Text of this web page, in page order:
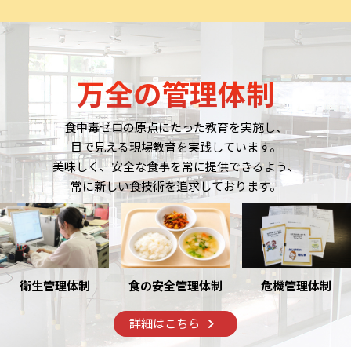
万全の管理体制
食中毒ゼロの原点にたった教育を実施し、
目で見える現場教育を実践しています。
美味しく、安全な食事を常に提供できるよう、
常に新しい食技術を追求しております。
衛生管理体制 食の安全管理体制 危機管理体制
詳細はこちら